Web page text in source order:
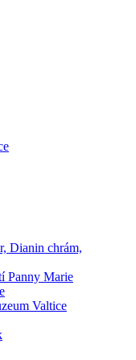
Dianin chrám,
Panny Marie
Valtice